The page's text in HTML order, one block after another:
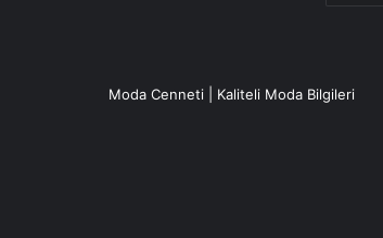
Moda Cenneti | Kaliteli Moda Bilgileri